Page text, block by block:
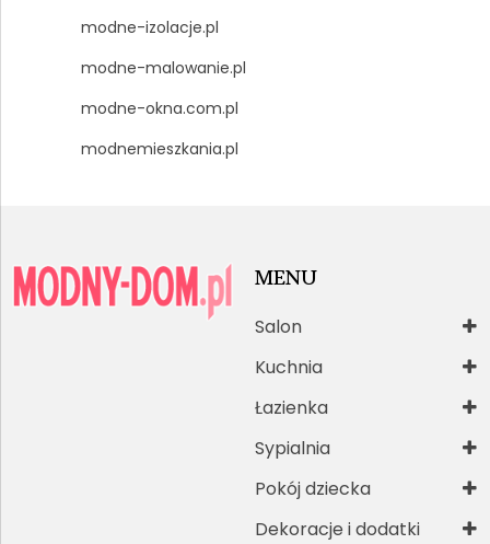
modne-izolacje.pl
modne-malowanie.pl
modne-okna.com.pl
modnemieszkania.pl
MENU
Salon
Kuchnia
Łazienka
Sypialnia
Pokój dziecka
Dekoracje i dodatki